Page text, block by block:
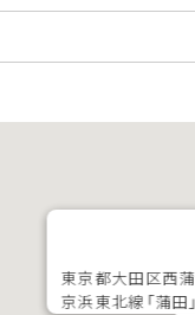
東京都大田区西
京浜東北線「蒲田